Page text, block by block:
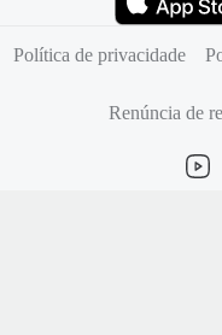
Política de privacidade
Renúncia de